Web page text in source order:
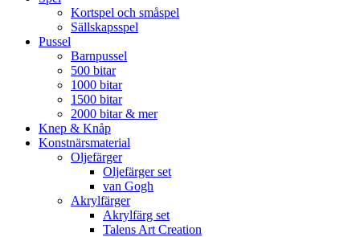
Kortspel och småspel
Sällskapsspel
Pussel
Barnpussel
500 bitar
1000 bitar
1500 bitar
2000 bitar & mer
Knep & Knåp
Konstnärsmaterial
Oljefärger
Oljefärger set
van Gogh
Akrylfärger
Akrylfärg set
Talens Art Creation